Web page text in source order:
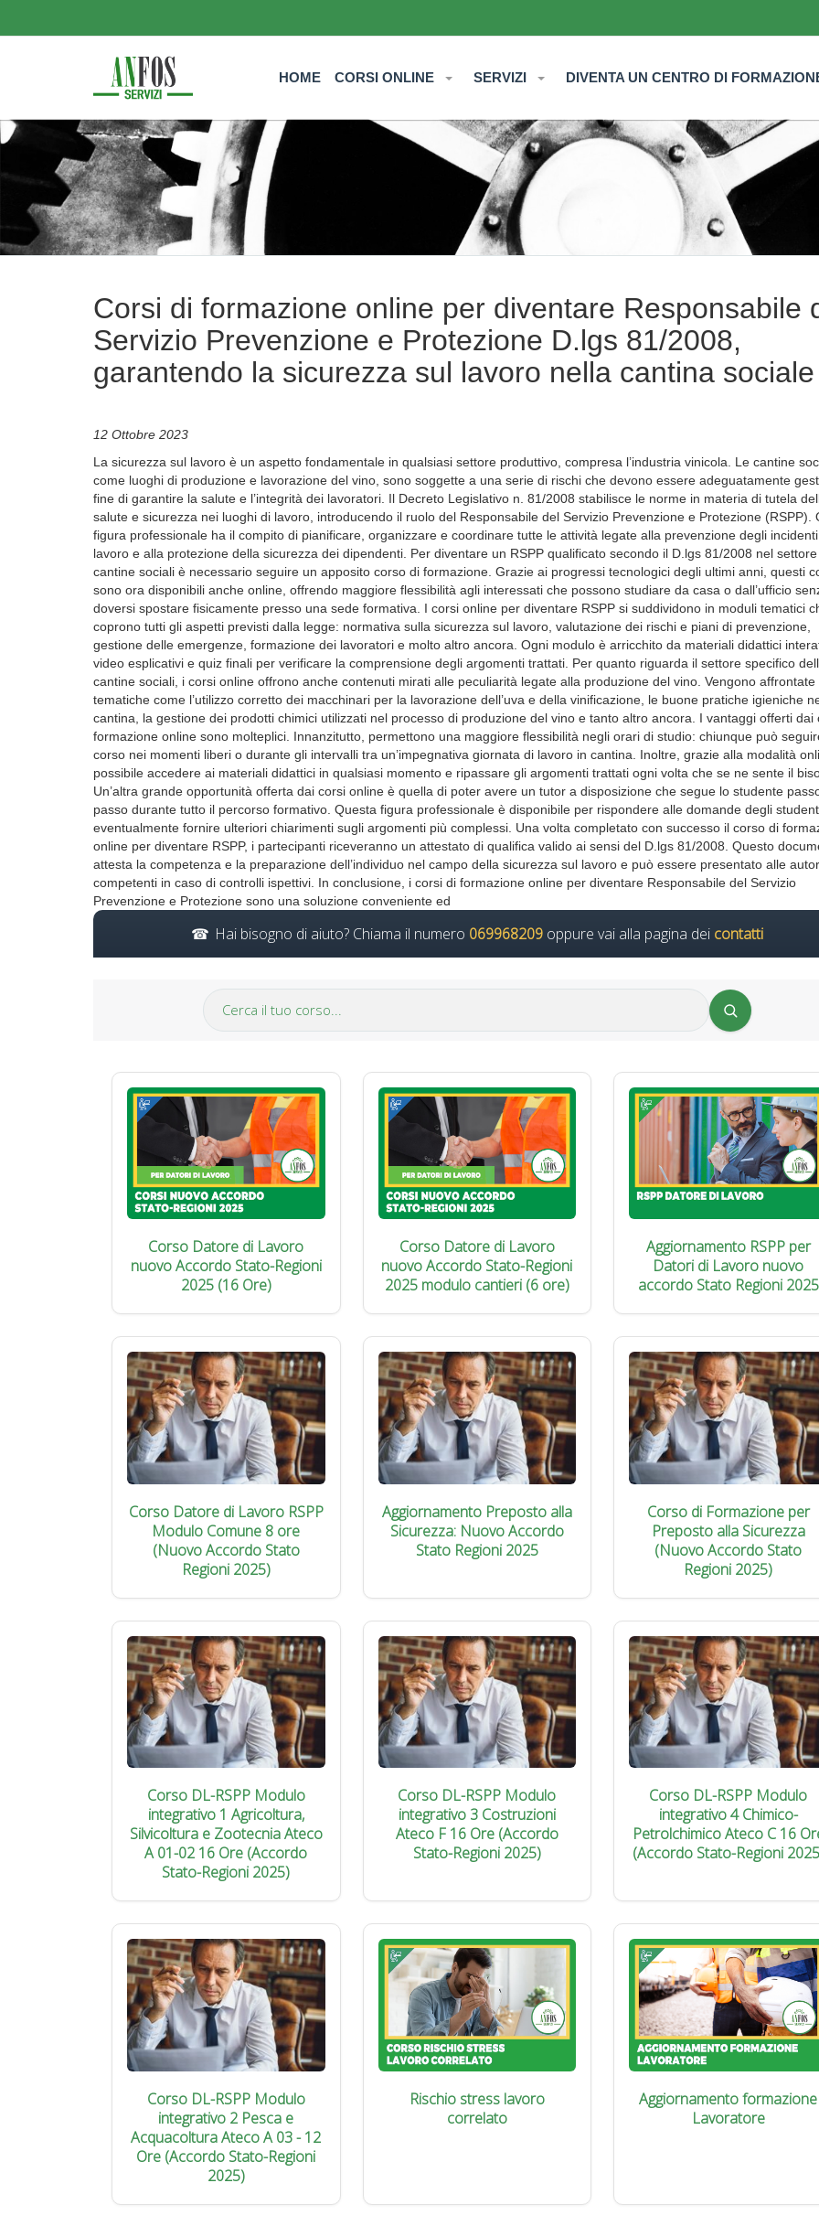
HOME CORSI ONLINE SERVIZI DIVENTA UN CENTRO DI
Corsi di formazione online per diventare Responsabile
Servizio Prevenzione e Protezione D.lgs 81/2008,
garantendo la sicurezza sul lavoro nella cantina sociale
12 Ottobre 2023
La sicurezza sul lavoro è un aspetto fondamentale in qualsiasi settore produttivo, compresa l’industria vinicola. Le cantine
come luoghi di produzione e lavorazione del vino, sono soggette a una serie di rischi che devono essere adeguatamente
fine di garantire la salute e l’integrità dei lavoratori. Il Decreto Legislativo n. 81/2008 stabilisce le norme in materia di tutela
salute e sicurezza nei luoghi di lavoro, introducendo il ruolo del Responsabile del Servizio Prevenzione e Protezione (RSPP).
figura professionale ha il compito di pianificare, organizzare e coordinare tutte le attività legate alla prevenzione degli
lavoro e alla protezione della sicurezza dei dipendenti. Per diventare un RSPP qualificato secondo il D.lgs 81/2008 nel
cantine sociali è necessario seguire un apposito corso di formazione. Grazie ai progressi tecnologici degli ultimi anni, questi
sono ora disponibili anche online, offrendo maggiore flessibilità agli interessati che possono studiare da casa o dall’ufficio
doversi spostare fisicamente presso una sede formativa. I corsi online per diventare RSPP si suddividono in moduli tematici
coprono tutti gli aspetti previsti dalla legge: normativa sulla sicurezza sul lavoro, valutazione dei rischi e piani di prevenzione,
gestione delle emergenze, formazione dei lavoratori e molto altro ancora. Ogni modulo è arricchito da materiali didattici
video esplicativi e quiz finali per verificare la comprensione degli argomenti trattati. Per quanto riguarda il settore specifico
cantine sociali, i corsi online offrono anche contenuti mirati alle peculiarità legate alla produzione del vino. Vengono affrontate
tematiche come l’utilizzo corretto dei macchinari per la lavorazione dell’uva e della vinificazione, le buone pratiche igieniche
cantina, la gestione dei prodotti chimici utilizzati nel processo di produzione del vino e tanto altro ancora. I vantaggi offerti dai
formazione online sono molteplici. Innanzitutto, permettono una maggiore flessibilità negli orari di studio: chiunque può
corso nei momenti liberi o durante gli intervalli tra un’impegnativa giornata di lavoro in cantina. Inoltre, grazie alla modalità
possibile accedere ai materiali didattici in qualsiasi momento e ripassare gli argomenti trattati ogni volta che se ne sente il
Un’altra grande opportunità offerta dai corsi online è quella di poter avere un tutor a disposizione che segue lo studente
passo durante tutto il percorso formativo. Questa figura professionale è disponibile per rispondere alle domande degli
eventualmente fornire ulteriori chiarimenti sugli argomenti più complessi. Una volta completato con successo il corso di
online per diventare RSPP, i partecipanti riceveranno un attestato di qualifica valido ai sensi del D.lgs 81/2008. Questo
attesta la competenza e la preparazione dell’individuo nel campo della sicurezza sul lavoro e può essere presentato alle
competenti in caso di controlli ispettivi. In conclusione, i corsi di formazione online per diventare Responsabile del Servizio
Prevenzione e Protezione sono una soluzione conveniente ed
Hai bisogno di aiuto? Chiama il numero 069968209 oppure vai alla pagina dei contatti
Corso Datore di Lavoro
nuovo Accordo Stato-Regioni
2025 (16 Ore)
Corso Datore di Lavoro
nuovo Accordo Stato-Regioni
2025 modulo cantieri (6 ore)
Aggiornamento RSPP per
Datori di Lavoro nuovo
accordo Stato Regioni 2025
Corso Datore di Lavoro RSPP
Modulo Comune 8 ore
(Nuovo Accordo Stato
Regioni 2025)
Aggiornamento Preposto alla
Sicurezza: Nuovo Accordo
Stato Regioni 2025
Corso di Formazione per
Preposto alla Sicurezza
(Nuovo Accordo Stato
Regioni 2025)
Corso DL-RSPP Modulo
integrativo 1 Agricoltura,
Silvicoltura e Zootecnia Ateco
A 01-02 16 Ore (Accordo
Stato-Regioni 2025)
Corso DL-RSPP Modulo
integrativo 3 Costruzioni
Ateco F 16 Ore (Accordo
Stato-Regioni 2025)
Corso DL-RSPP Modulo
integrativo 4 Chimico-
Petrolchimico Ateco C 16
(Accordo Stato-Regioni
Corso DL-RSPP Modulo
integrativo 2 Pesca e
Acquacoltura Ateco A 03 - 12
Ore (Accordo Stato-Regioni
2025)
Rischio stress lavoro
correlato
Aggiornamento formazione
Lavoratore